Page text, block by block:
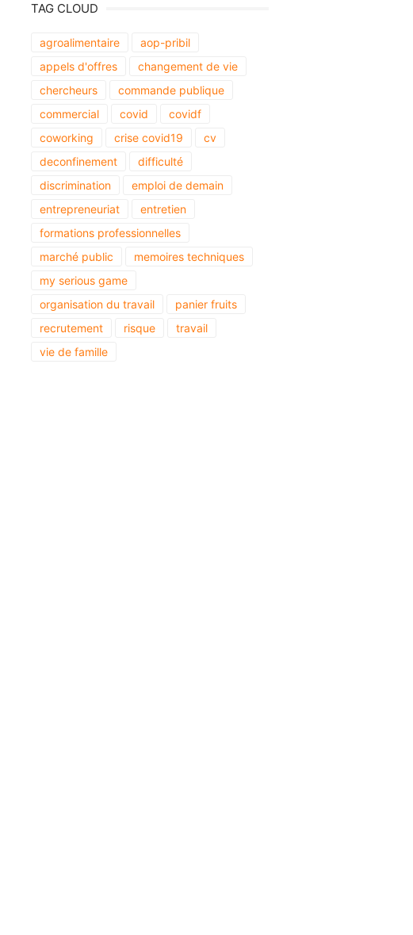
TAG CLOUD
agroalimentaire
aop-pribil
appels d'offres
changement de vie
chercheurs
commande publique
commercial
covid
covidf
coworking
crise covid19
cv
deconfinement
difficulté
discrimination
emploi de demain
entrepreneuriat
entretien
formations professionnelles
marché public
memoires techniques
my serious game
organisation du travail
panier fruits
recrutement
risque
travail
vie de famille